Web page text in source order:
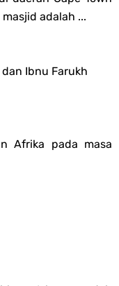
adalah ...
Ibnu Farukh
Afrika pada masa